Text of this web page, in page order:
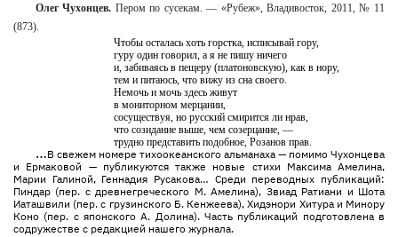
Олег Чухонцев. Пером по сусекам. — «Рубеж», Владивосток, 2011, № 11
(873).
Чтобы осталась хоть горстка, исписывай гору,
гуру один говорил, а я не пишу ничего
и, забиваясь в пещеру (платоновскую), как в нору,
тем и питаюсь, что вижу из сна своего.
Немочь и мочь здесь живут
в мониторном мерцании,
сосуществуя, но русский смирится ли нрав,
что созидание выше, чем созерцание, —
трудно представить подобное, Розанов прав.
…В свежем номере тихоокеанского альманаха — помимо Чухонцева
и Ермаковой — публикуются также новые стихи Максима Амелина,
Марии Галиной, Геннадия Русакова… Среди переводных публикаций:
Пиндар (пер. с древнегреческого М. Амелина), Звиад Ратиани и Шота
Иаташвили (пер. с грузинского Б. Кенжеева), Хидэнори Хитура и Минору
Коно (пер. с японского А. Долина). Часть публикаций подготовлена в
содружестве с редакцией нашего журнала.